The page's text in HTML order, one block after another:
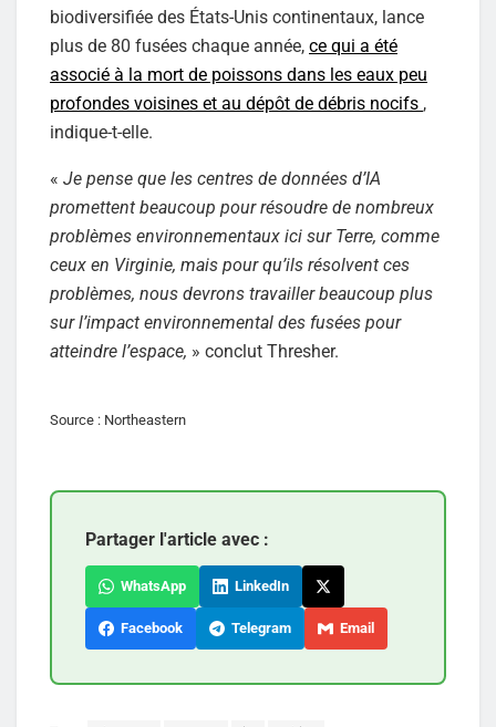
biodiversifiée des États-Unis continentaux, lance
plus de 80 fusées chaque année, ce qui a été
associé à la mort de poissons dans les eaux peu
profondes voisines et au dépôt de débris nocifs ,
indique-t-elle.
« Je pense que les centres de données d’IA
promettent beaucoup pour résoudre de nombreux
problèmes environnementaux ici sur Terre, comme
ceux en Virginie, mais pour qu’ils résolvent ces
problèmes, nous devrons travailler beaucoup plus
sur l’impact environnemental des fusées pour
atteindre l’espace, » conclut Thresher.
Source : Northeastern
Partager l'article avec :
WhatsApp LinkedIn
Facebook Telegram Email